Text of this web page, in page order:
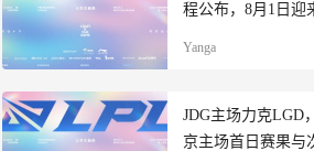
程公布，8月1日迎
Yanga
JDG主场力克LGD
京主场首日赛果与